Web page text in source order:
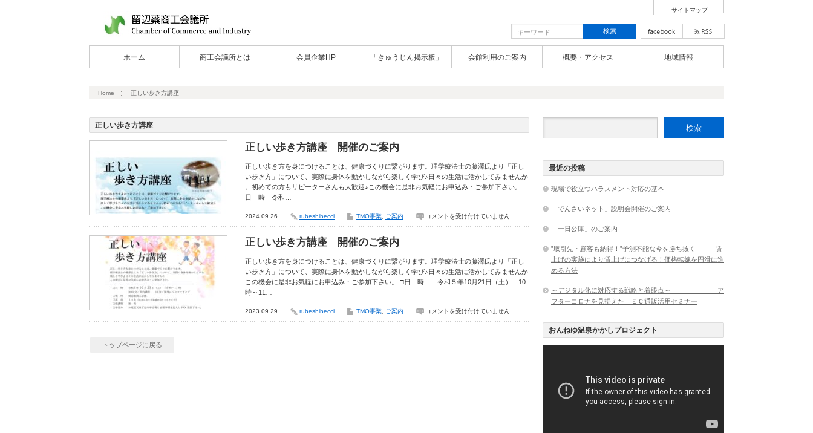
サイトマップ
ホーム 商工会議所とは 会員企業HP 「きゅうじん掲示板」 会館利用のご案内 概要・アクセス 地域情報
Home 正しい歩き方講座
正しい歩き方講座
正しい歩き方講座 開催のご案内
正しい歩き方を身につけることは、健康づくりに繋がります。理学療法士の藤澤氏より「正し
い歩き方」について、実際に身体を動かしながら楽しく学び♪日々の生活に活かしてみませんか
。初めての方もリピーターさんも大歓迎♪この機会に是非お気軽にお申込み・ご参加下さい。
日 時 令和…
2024.09.26 rubeshibecci TMO事業 ご案内
正
座
開
内
コメントを受け付けていません
正しい歩き方講座 開催のご案内
正しい歩き方を身につけることは、健康づくりに繋がります。理学療法士の藤澤氏より「正し
い歩き方」について、実際に身体を動かしながら楽しく学び♪日々の生活に活かしてみませんか
この機会に是非お気軽にお申込み・ご参加下さい。 □日 時 令和５年10月21日（土） 10
時～11…
2023.09.29 rubeshibecci TMO事業 ご案内
正
コメントを受け付けていません
トップページに戻る
最近の投稿
現場で役立つハラスメント対応の基本
「でんさいネット」説明会開催のご案内
「一日公庫」のご案内
”取引先・顧客も納得！”予測不能な今を勝ち抜く 賃
上げの実施により賃上げにつなげる！価格転嫁を円滑に進
める方法
～デジタル化に対応する戦略と着眼点～ ア
フターコロナを見据えた ＥＣ通販活用セミナー
おんねゆ温泉かかしプロジェクト